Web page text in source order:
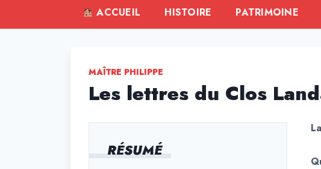
ACCUEIL HISTOIRE PATRIMOINE
MAÎTRE PHILIPPE
Les lettres du Clos
RÉSUMÉ